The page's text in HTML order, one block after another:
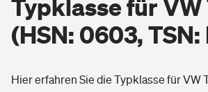
Berufsunfähigkeitsversicherung
Erwerbsunfähigkeitsversicherung
Grundfähigkeitsversicherung
Wohnen
Freizeit
Typklasse für
(HSN: 0603, TSN:
Hier erfahren Sie die Typklasse für VW